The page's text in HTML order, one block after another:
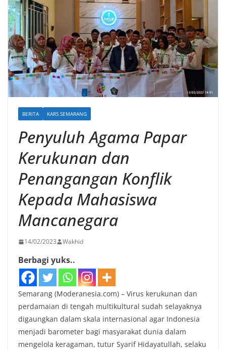
BERITA KARS SEMARANG
Penyuluh Agama Papar
Kerukunan dan
Penangangan Konflik
Kepada Mahasiswa
Mancanegara
14/02/2023 Wakhid
Berbagi yuks..
Semarang (Moderanesia.com) – Virus kerukunan dan
perdamaian di tengah multikultural sudah selayaknya
digaungkan dalam skala internasional agar Indonesia
menjadi barometer bagi masyarakat dunia dalam
mengelola keragaman, tutur Syarif Hidayatullah, selaku